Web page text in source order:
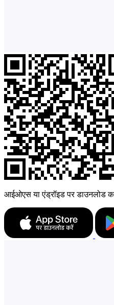
आईओएस या एंड्रॉइड पर डाउनलोड